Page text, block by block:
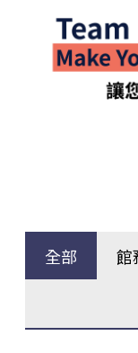
全部 館